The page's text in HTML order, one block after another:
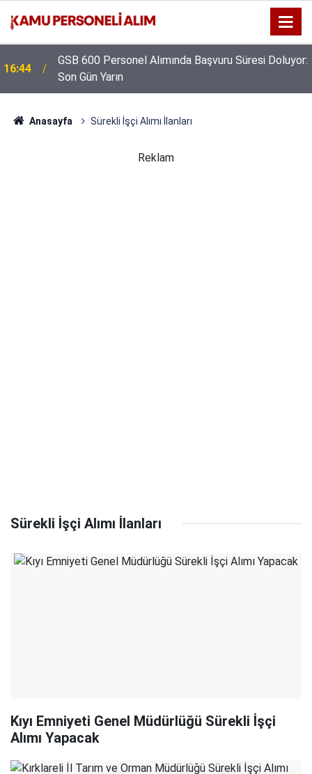
16:44
GSB 600 Personel Alımında Başvuru Süresi Doluyor:
Son Gün Yarın
Anasayfa Sürekli İşçi Alımı İlanları
Reklam
Sürekli İşçi Alımı İlanları
Kıyı Emniyeti Genel Müdürlüğü Sürekli İşçi
Alımı Yapacak